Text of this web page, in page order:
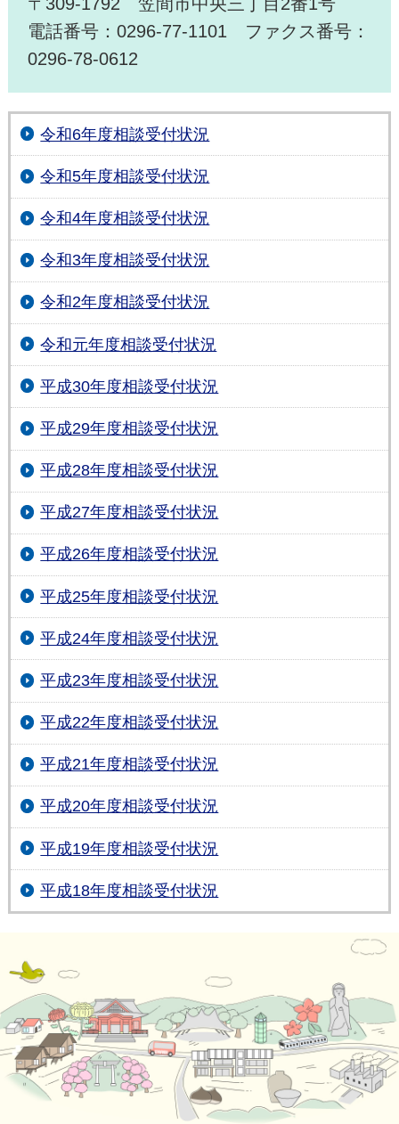
電話番号：0296-77-1101 ファクス番号：
0296-78-0612
令和6年度相談受付状況
令和5年度相談受付状況
令和4年度相談受付状況
令和3年度相談受付状況
令和2年度相談受付状況
令和元年度相談受付状況
平成30年度相談受付状況
平成29年度相談受付状況
平成28年度相談受付状況
平成27年度相談受付状況
平成26年度相談受付状況
平成25年度相談受付状況
平成24年度相談受付状況
平成23年度相談受付状況
平成22年度相談受付状況
平成21年度相談受付状況
平成20年度相談受付状況
平成19年度相談受付状況
平成18年度相談受付状況